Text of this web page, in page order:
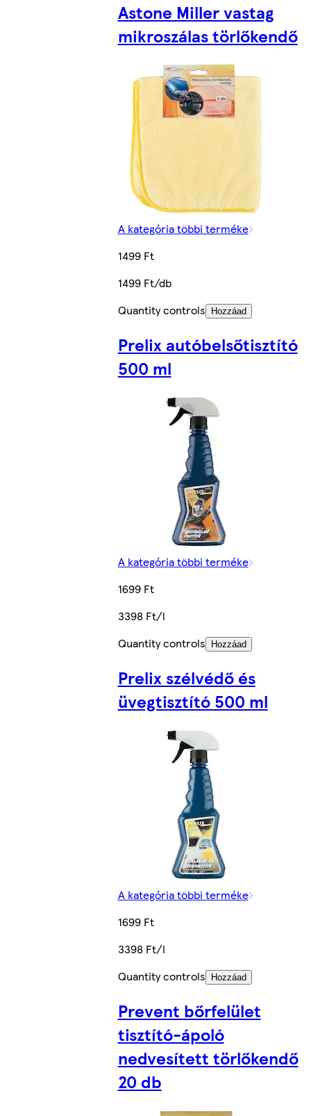
Astone Miller vastag
mikroszálas törlőkendő
A kategória többi terméke
1499 Ft
1499 Ft/db
Quantity controls
Hozzáad
Prelix autóbelsőtisztító
500 ml
A kategória többi terméke
1699 Ft
3398 Ft/l
Quantity controls
Hozzáad
Prelix szélvédő és
üvegtisztító 500 ml
A kategória többi terméke
1699 Ft
3398 Ft/l
Quantity controls
Hozzáad
Prevent bőrfelület
tisztító-ápoló
nedvesített törlőkendő
20 db